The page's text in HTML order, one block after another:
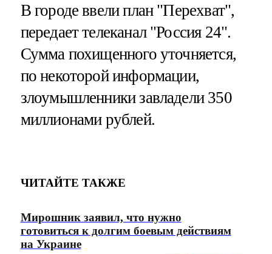
В городе ввели план "Перехват",
передает телеканал "Россия 24".
Сумма похищенного уточняется,
по некоторой информации,
злоумышленники завладели 350
миллионами рублей.
ЧИТАЙТЕ ТАКЖЕ
Мирошник заявил, что нужно
готовиться к долгим боевым действиям
на Украине